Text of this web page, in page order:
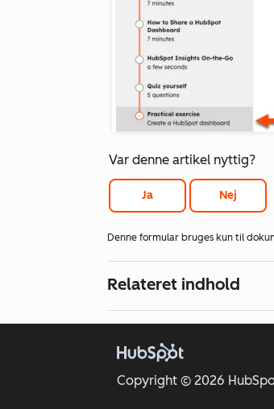
Var denne artikel nyttig?
Ja Nej
Denne formular bruges kun til
Relateret indhold
Copyright © 2026